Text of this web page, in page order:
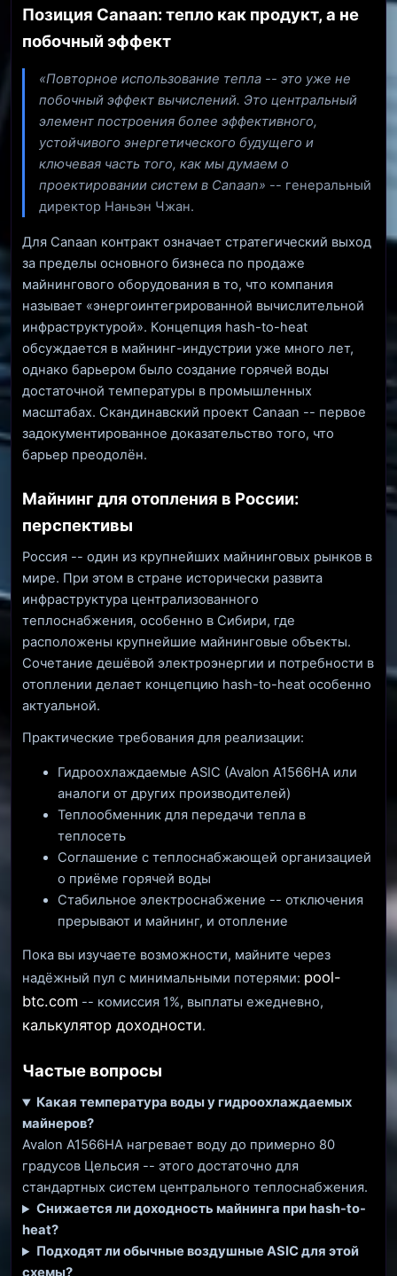
Позиция Canaan: тепло как продукт, а не
побочный эффект
«Повторное использование тепла -- это уже не
побочный эффект вычислений. Это центральный
элемент построения более эффективного,
устойчивого энергетического будущего и
ключевая часть того, как мы думаем о
проектировании систем в Canaan» -- генеральный
директор Наньэн Чжан.
Для Canaan контракт означает стратегический выход
за пределы основного бизнеса по продаже
майнингового оборудования в то, что компания
называет «энергоинтегрированной вычислительной
инфраструктурой». Концепция hash-to-heat
обсуждается в майнинг-индустрии уже много лет,
однако барьером было создание горячей воды
достаточной температуры в промышленных
масштабах. Скандинавский проект Canaan -- первое
задокументированное доказательство того, что
барьер преодолён.
Майнинг для отопления в России:
перспективы
Россия -- один из крупнейших майнинговых рынков в
мире. При этом в стране исторически развита
инфраструктура централизованного
теплоснабжения, особенно в Сибири, где
расположены крупнейшие майнинговые объекты.
Сочетание дешёвой электроэнергии и потребности в
отоплении делает концепцию hash-to-heat особенно
актуальной.
Практические требования для реализации:
Гидроохлаждаемые ASIC (Avalon A1566HA или
аналоги от других производителей)
Теплообменник для передачи тепла в
теплосеть
Соглашение с теплоснабжающей организацией
о приёме горячей воды
Стабильное электроснабжение -- отключения
прерывают и майнинг, и отопление
Пока вы изучаете возможности, майните через
надёжный пул с минимальными потерями: pool-
btc.com -- комиссия 1%, выплаты ежедневно,
калькулятор доходности.
Частые вопросы
Какая температура воды у гидроохлаждаемых
майнеров?
Avalon A1566HA нагревает воду до примерно 80
градусов Цельсия -- этого достаточно для
стандартных систем центрального теплоснабжения.
Снижается ли доходность майнинга при hash-to-
heat?
Подходят ли обычные воздушные ASIC для этой